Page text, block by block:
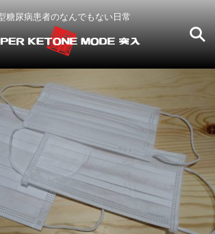
糖尿病患者のなんでもない日常